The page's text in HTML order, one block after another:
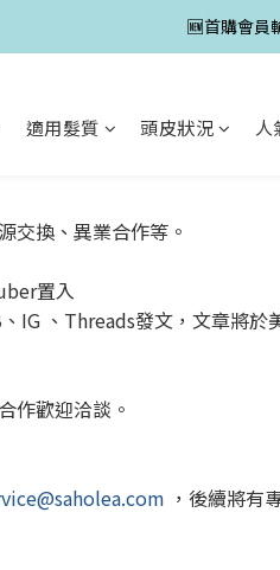
🆕首購會員
適用髮質 頭皮狀況 人
交換、異業合作等。
置入
IG 、Threads發文，文章將於
作歡迎洽談。
，後續將有